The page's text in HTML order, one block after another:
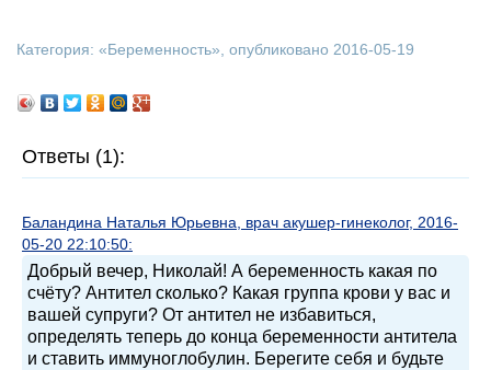
Категория: «Беременность», опубликовано 2016-05-19
Ответы (1):
Баландина Наталья Юрьевна, врач акушер-гинеколог, 2016-
05-20 22:10:50:
Добрый вечер, Николай! А беременность какая по
счёту? Антител сколько? Какая группа крови у вас и
вашей супруги? От антител не избавиться,
определять теперь до конца беременности антитела
и ставить иммуноглобулин. Берегите себя и будьте